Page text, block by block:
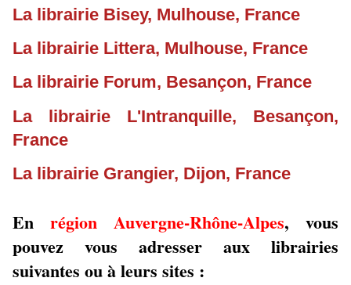
La librairie Bisey, Mulhouse, France
La librairie Littera, Mulhouse, France
La librairie Forum, Besançon, France
La librairie L'Intranquille, Besançon,
France
La librairie Grangier, Dijon, France
En région Auvergne-Rhône-Alpes, vous
pouvez vous adresser aux librairies
suivantes ou à leurs sites :